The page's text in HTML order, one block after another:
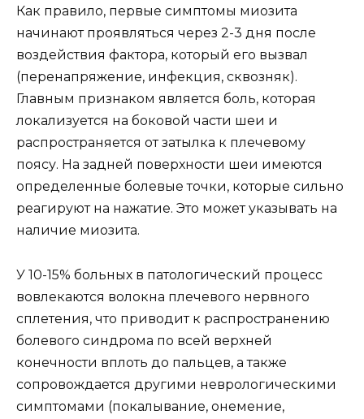
Как правило, первые симптомы миозита
начинают проявляться через 2-3 дня после
воздействия фактора, который его вызвал
(перенапряжение, инфекция, сквозняк).
Главным признаком является боль, которая
локализуется на боковой части шеи и
распространяется от затылка к плечевому
поясу. На задней поверхности шеи имеются
определенные болевые точки, которые сильно
реагируют на нажатие. Это может указывать на
наличие миозита.
У 10-15% больных в патологический процесс
вовлекаются волокна плечевого нервного
сплетения, что приводит к распространению
болевого синдрома по всей верхней
конечности вплоть до пальцев, а также
сопровождается другими неврологическими
симптомами (покалывание, онемение,